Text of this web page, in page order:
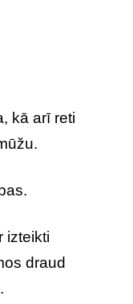
kā arī reti
izteikti
draud